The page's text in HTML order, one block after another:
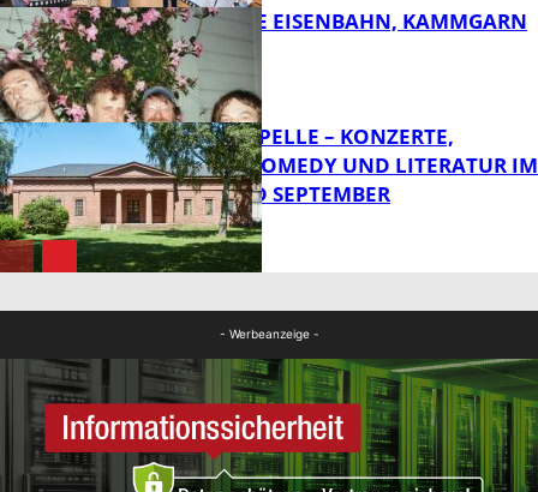
FB Kultur
FB Kultur
DIE HÖCHSTE EISENBAHN, KAMMGARN
FRIEDENSKAPELLE – KONZERTE,
KABARETT, COMEDY UND LITERATUR IM
AUGUST UND SEPTEMBER
- Werbeanzeige -